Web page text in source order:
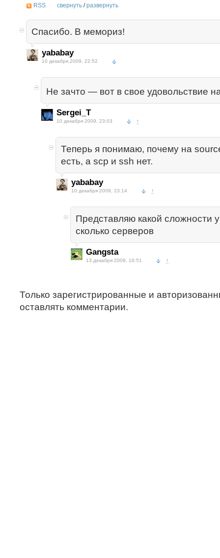
RSS свернуть /развернуть
Спасибо. В мемориз!
yababay
10 декабря 2009, 22:52
Не зачто — вот в свое удовольствие
Sergei_T
10 декабря 2009, 23:03 ↑
Теперь я понимаю, почему на
есть, а scp и ssh нет.
yababay
10 декабря 2009, 23:14 ↑
Представляю какой сложности
сколько серверов
Gangsta
13 декабря 2009, 16:51 ↑
Только зарегистрированные и
оставлять комментарии.